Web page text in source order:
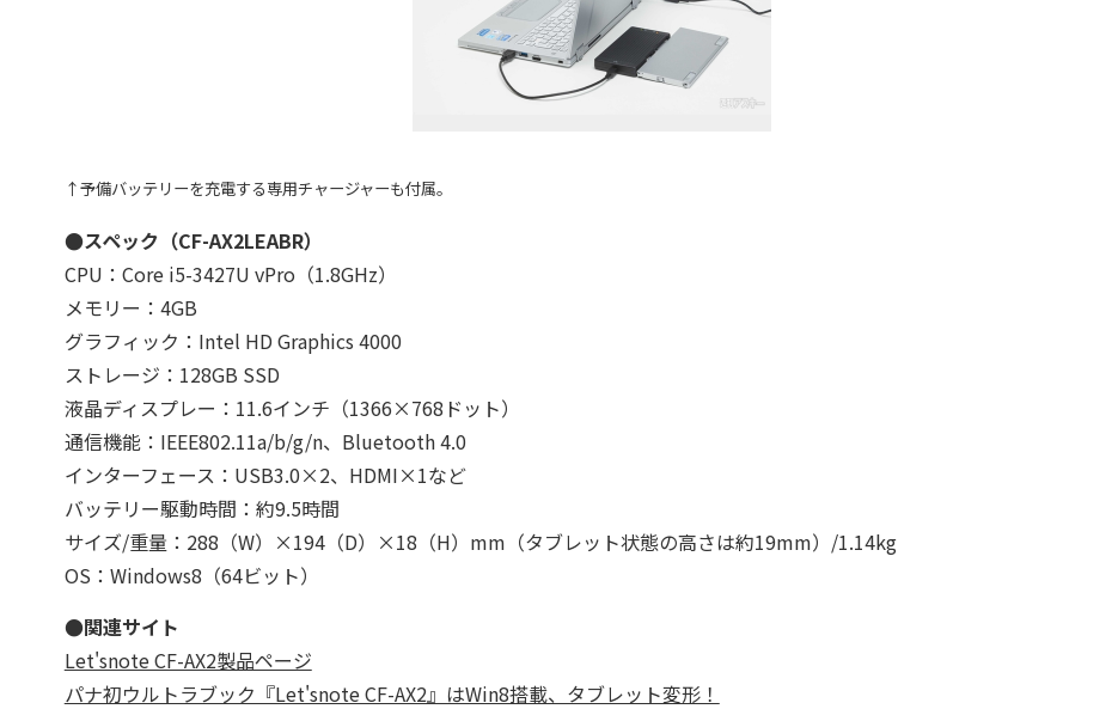
↑予備バッテリーを充電する専用チャージャーも付属。
●スペック（CF-AX2LEABR）
CPU：Core i5-3427U vPro（1.8GHz）
メモリー：4GB
グラフィック：Intel HD Graphics 4000
ストレージ：128GB SSD
液晶ディスプレー：11.6インチ（1366×768ドット）
通信機能：IEEE802.11a/b/g/n、Bluetooth 4.0
インターフェース：USB3.0×2、HDMI×1など
バッテリー駆動時間：約9.5時間
サイズ/重量：288（W）×194（D）×18（H）mm（タブレット状態の高さは約19mm）/1.14kg
OS：Windows8（64ビット）
●関連サイト
Let'snote CF-AX2製品ページ
パナ初ウルトラブック『Let'snote CF-AX2』はWin8搭載、タブレット変形！